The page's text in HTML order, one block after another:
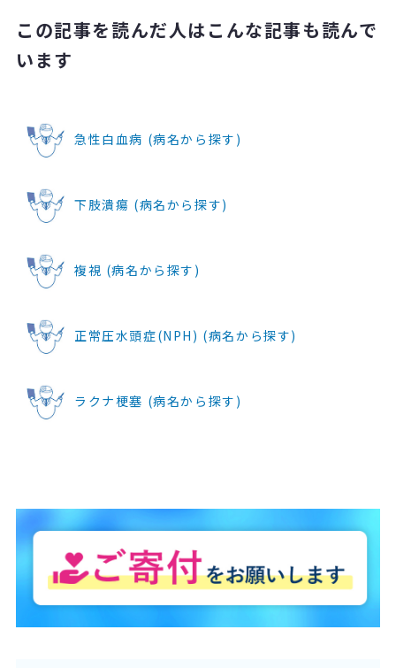
この記事を読んだ人はこんな記事も読んで
います
急性白血病 (病名から探す)
下肢潰瘍 (病名から探す)
複視 (病名から探す)
正常圧水頭症(NPH) (病名から探す)
ラクナ梗塞 (病名から探す)